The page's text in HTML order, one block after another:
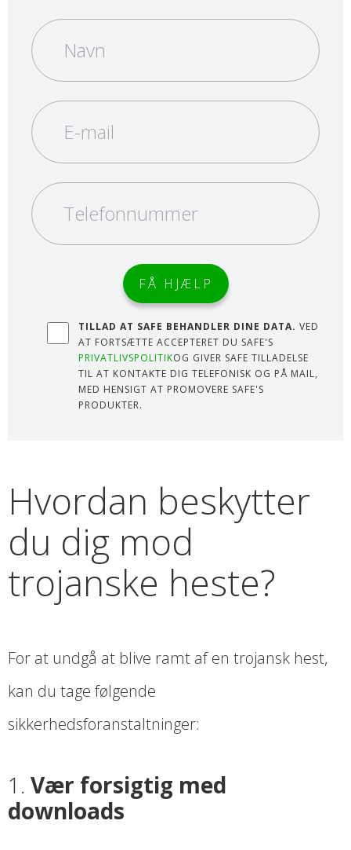
TILLAD AT SAFE BEHANDLER DINE DATA. VED
AT FORTSÆTTE ACCEPTERET DU SAFE'S
PRIVATLIVSPOLITIKOG GIVER SAFE TILLADELSE
TIL AT KONTAKTE DIG TELEFONISK OG PÅ MAIL,
MED HENSIGT AT PROMOVERE SAFE'S
PRODUKTER.
Hvordan beskytter
du dig mod
trojanske heste?
For at undgå at blive ramt af en trojansk hest,
kan du tage følgende
sikkerhedsforanstaltninger:
1. Vær forsigtig med
downloads